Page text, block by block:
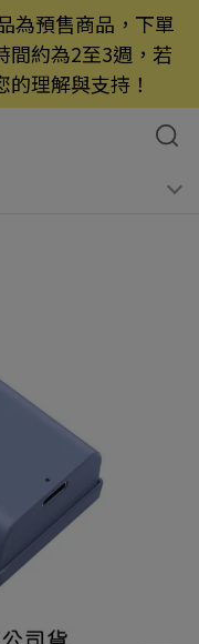
為預售商品，下單
間約為2至3週，若
理解與支持！